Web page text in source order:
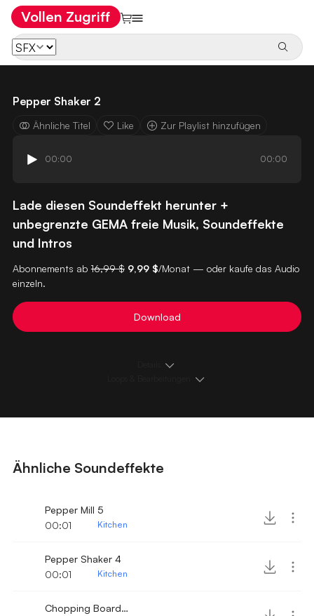
Vollen Zugriff
Pepper Shaker 2
Ähnliche Titel Like Zur Playlist hinzufügen
00:00 00:00
Lade diesen Soundeffekt herunter +
unbegrenzte GEMA freie Musik, Soundeffekte
und Intros
Abonnements ab 16,99 $ 9,99 $/Monat — oder kaufe das Audio
einzeln.
Download
Ähnliche Soundeffekte
Pepper Mill 5
00:01
Kitchen
Pepper Shaker 4
00:01
Kitchen
Chopping Board cutting 3